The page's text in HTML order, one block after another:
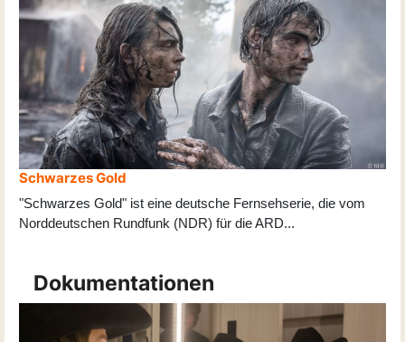
Schwarzes Gold
"Schwarzes Gold" ist eine deutsche Fernsehserie, die vom
Norddeutschen Rundfunk (NDR) für die ARD...
Dokumentationen